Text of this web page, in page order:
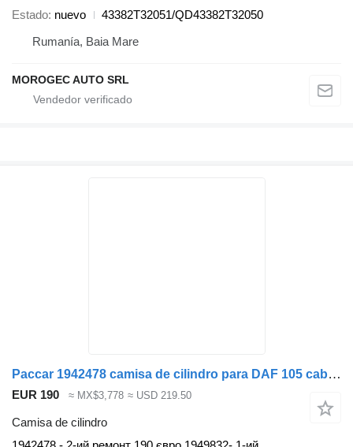
Estado nuevo
43382T32051/QD43382T32050
Rumanía, Baia Mare
MOROGEC AUTO SRL
Paccar 1942478 camisa de cilindro para DAF 105 cabeza tractora
EUR 190 ≈ MX$3,778 ≈ USD 219.50
Camisa de cilindro